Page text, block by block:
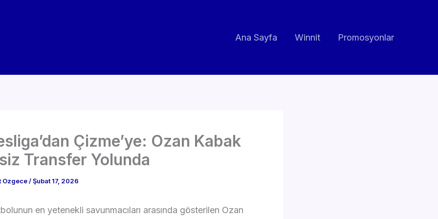
Ana Sayfa
Winnit Promosyonlar
Çizme’ye: Ozan Kabak
Transfer Yolunda
Ozgece/Şubat 17, 2026
en yetenekli savunmacıları arasında gösterilen Ozan